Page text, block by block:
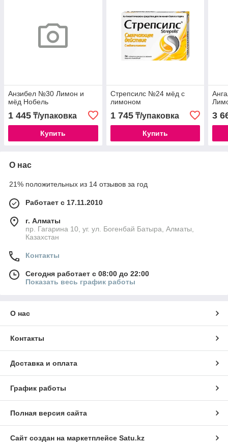
Анзибел №30 Лимон и
мёд Нобель
1 445 ₸/упаковка
Купить
Стрепсилс №24 мёд с
лимоном
1 745₸/упаковка
Купить
3
О нас
21% положительных из 14 отзывов за год
Работает с 17.11.2010
г. Алматы
пр. Гагарина 10, уг. ул. Богенбай Батыра, Алматы,
Казахстан
Контакты
Сегодня работает с 08:00 до 22:00
Показать весь график работы
О нас
Контакты
Доставка и оплата
График работы
Полная версия сайта
Сайт создан на маркетплейсе Satu.kz